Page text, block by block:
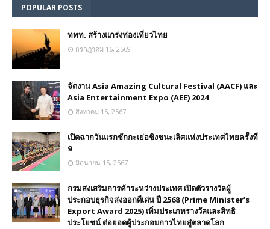
POPULAR POSTS
ททท. สร้างแกร่งท่องเที่ยวไทย
กรกฎาคม 16, 2569
จัดงาน Asia Amazing Cultural Festival (AACF) และ
Asia Entertainment Expo (AEE) 2024
สิงหาคม 15, 2567
เปิดฉากวันแรกชักกะเย่อชิงชนะเลิศแห่งประเทศไทยครั้งที่
9
มิถุนายน 15, 2567
กรมส่งเสริมการค้าระหว่างประเทศ เปิดตัวรางวัลผู้
ประกอบธุรกิจส่งออกดีเด่น ปี 2568 (Prime Minister’s
Export Award 2025) เพิ่มประเภทรางวัลและสิทธิ
ประโยชน์ ต่อยอดผู้ประกอบการไทยสู่ตลาดโลก